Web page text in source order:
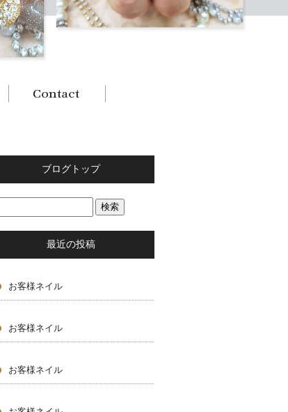
ブログトップ
最近の投稿
お客様ネイル
お客様ネイル
お客様ネイル